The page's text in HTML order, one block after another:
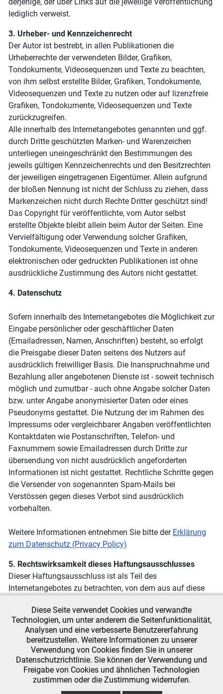
lediglich verweist.
3. Urheber- und Kennzeichenrecht
Der Autor ist bestrebt, in allen Publikationen die
Urheberrechte der verwendeten Bilder, Grafiken,
Tondokumente, Videosequenzen und Texte zu beachten,
von ihm selbst erstellte Bilder, Grafiken, Tondokumente,
Videosequenzen und Texte zu nutzen oder auf lizenzfreie
Grafiken, Tondokumente, Videosequenzen und Texte
zurückzugreifen.
Alle innerhalb des Internetangebotes genannten und ggf.
durch Dritte geschützten Marken- und Warenzeichen
unterliegen uneingeschränkt den Bestimmungen des
jeweils gültigen Kennzeichenrechts und den Besitzrechten
der jeweiligen eingetragenen Eigentümer. Allein aufgrund
der bloßen Nennung ist nicht der Schluss zu ziehen, dass
Markenzeichen nicht durch Rechte Dritter geschützt sind!
Das Copyright für veröffentlichte, vom Autor selbst
erstellte Objekte bleibt allein beim Autor der Seiten. Eine
Vervielfältigung oder Verwendung solcher Grafiken,
Tondokumente, Videosequenzen und Texte in anderen
elektronischen oder gedruckten Publikationen ist ohne
ausdrückliche Zustimmung des Autors nicht gestattet.
4. Datenschutz
Sofern innerhalb des Internetangebotes die Möglichkeit zur
Eingabe persönlicher oder geschäftlicher Daten
(Emailadressen, Namen, Anschriften) besteht, so erfolgt
die Preisgabe dieser Daten seitens des Nutzers auf
ausdrücklich freiwilliger Basis. Die Inanspruchnahme und
Bezahlung aller angebotenen Dienste ist - soweit technisch
möglich und zumutbar - auch ohne Angabe solcher Daten
bzw. unter Angabe anonymisierter Daten oder eines
Pseudonyms gestattet. Die Nutzung der im Rahmen des
Impressums oder vergleichbarer Angaben veröffentlichten
Kontaktdaten wie Postanschriften, Telefon- und
Faxnummern sowie Emailadressen durch Dritte zur
übersendung von nicht ausdrücklich angeforderten
Informationen ist nicht gestattet. Rechtliche Schritte gegen
die Versender von sogenannten Spam-Mails bei
Verstössen gegen dieses Verbot sind ausdrücklich
vorbehalten.
Weitere Informationen entnehmen Sie bitte der Erklärung
zum Datenschutz (Privacy Policy)
5. Rechtswirksamkeit dieses Haftungsausschlusses
Dieser Haftungsausschluss ist als Teil des
Internetangebotes zu betrachten, von dem aus auf diese
Formulierungen dieses Textes der geltenden Rechtslage
nicht, nicht mehr oder nicht vollständig entsprechen
sollten, bleiben die übrigen Teile des Dokumentes in ihrem
Inhalt und ihrer Gültigkeit davon unberührt.
SV Budberg 1946
Diese Seite verwendet Cookies und verwandte
Technologien, um unter anderem die Seitenfunktionalität,
Analysen und eine verbesserte Benutzererfahrung
bereitzustellen. Weitere Informationen zu unserer
Verwendung von Cookies finden Sie in unserer
Datenschutzrichtlinie. Sie können der Verwendung und
Freigabe von Cookies und ähnlichen Technologien
zustimmen oder die Zustimmung widerrufen.